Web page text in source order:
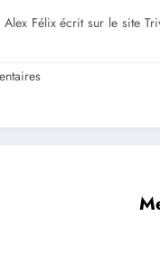
Félix écrit sur le site